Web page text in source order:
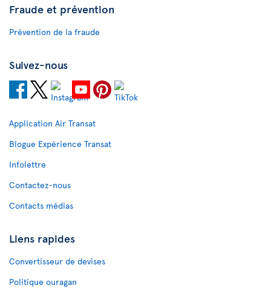
Fraude et prévention
Prévention de la fraude
Suivez-nous
Application Air Transat
Blogue Expérience Transat
Infolettre
Contactez-nous
Contacts médias
Liens rapides
Convertisseur de devises
Politique ouragan